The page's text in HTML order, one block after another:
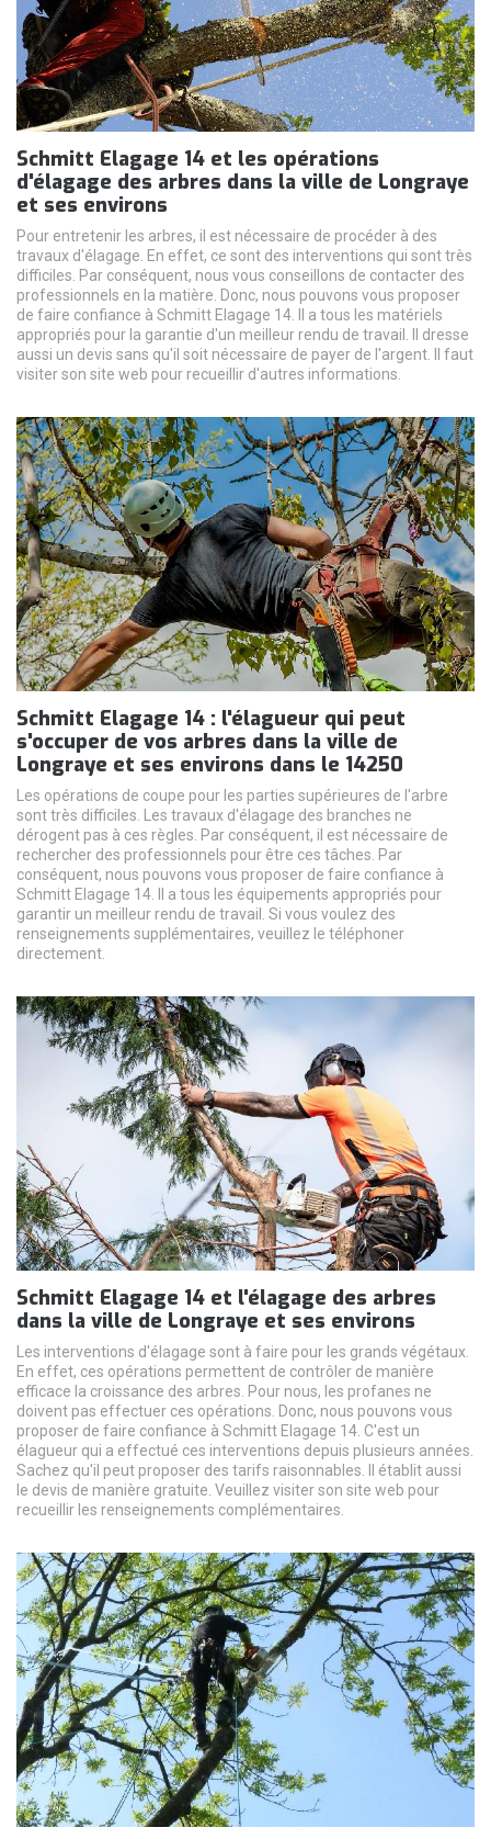
Schmitt Elagage 14 et les opérations
d'élagage des arbres dans la ville de Longraye
et ses environs
Pour entretenir les arbres, il est nécessaire de procéder à des
travaux d'élagage. En effet, ce sont des interventions qui sont très
difficiles. Par conséquent, nous vous conseillons de contacter des
professionnels en la matière. Donc, nous pouvons vous proposer
de faire confiance à Schmitt Elagage 14. Il a tous les matériels
appropriés pour la garantie d'un meilleur rendu de travail. Il dresse
aussi un devis sans qu'il soit nécessaire de payer de l'argent. Il faut
visiter son site web pour recueillir d'autres informations.
Schmitt Elagage 14 : l'élagueur qui peut
s'occuper de vos arbres dans la ville de
Longraye et ses environs dans le 14250
Les opérations de coupe pour les parties supérieures de l'arbre
sont très difficiles. Les travaux d'élagage des branches ne
dérogent pas à ces règles. Par conséquent, il est nécessaire de
rechercher des professionnels pour être ces tâches. Par
conséquent, nous pouvons vous proposer de faire confiance à
Schmitt Elagage 14. Il a tous les équipements appropriés pour
garantir un meilleur rendu de travail. Si vous voulez des
renseignements supplémentaires, veuillez le téléphoner
directement.
Schmitt Elagage 14 et l'élagage des arbres
dans la ville de Longraye et ses environs
Les interventions d'élagage sont à faire pour les grands végétaux.
En effet, ces opérations permettent de contrôler de manière
efficace la croissance des arbres. Pour nous, les profanes ne
doivent pas effectuer ces opérations. Donc, nous pouvons vous
proposer de faire confiance à Schmitt Elagage 14. C'est un
élagueur qui a effectué ces interventions depuis plusieurs années.
Sachez qu'il peut proposer des tarifs raisonnables. Il établit aussi
le devis de manière gratuite. Veuillez visiter son site web pour
recueillir les renseignements complémentaires.